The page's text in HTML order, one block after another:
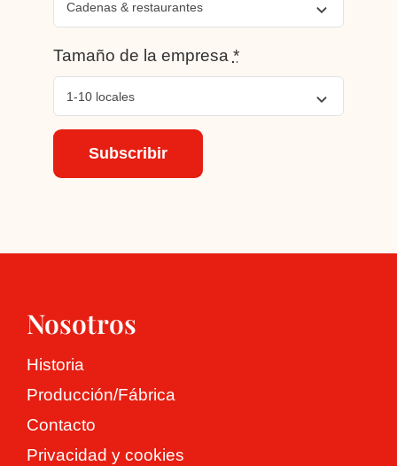
Tamaño de la empresa *
Subscribir
Nosotros
Historia
Producción/Fábrica
Contacto
Privacidad y cookies